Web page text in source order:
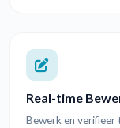
Real-time
Bewerk en